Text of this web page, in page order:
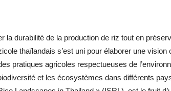
la durabilité de la production de riz tout en
thaïlandais s’est uni pour élaborer une
pratiques agricoles respectueuses de
et les écosystèmes dans différents